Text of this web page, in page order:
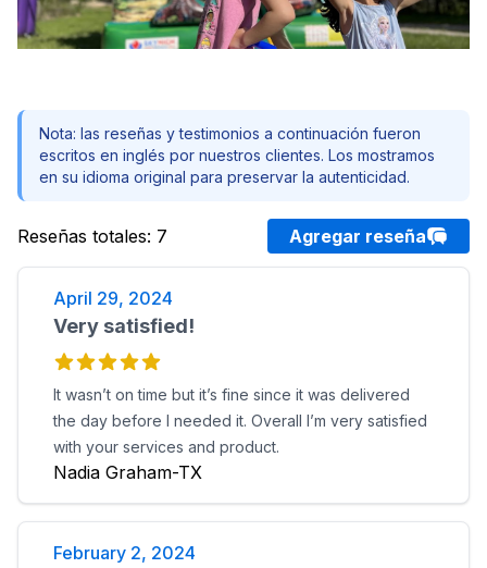
Nota: las reseñas y testimonios a continuación fueron
escritos en inglés por nuestros clientes. Los mostramos
en su idioma original para preservar la autenticidad.
Reseñas totales: 7 Agregar reseña
April 29, 2024
Very satisfied!
It wasn’t on time but it’s fine since it was delivered
the day before I needed it. Overall I’m very satisfied
with your services and product.
Nadia Graham-TX
February 2, 2024